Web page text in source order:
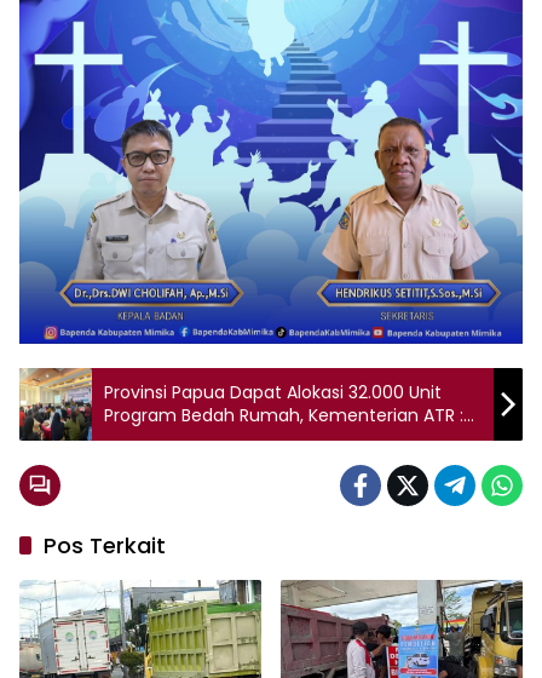
Provinsi Papua Dapat Alokasi 32.000 Unit
Program Bedah Rumah, Kementerian ATR :
Harus Ada Dukungan Semua Pihak
Pos Terkait